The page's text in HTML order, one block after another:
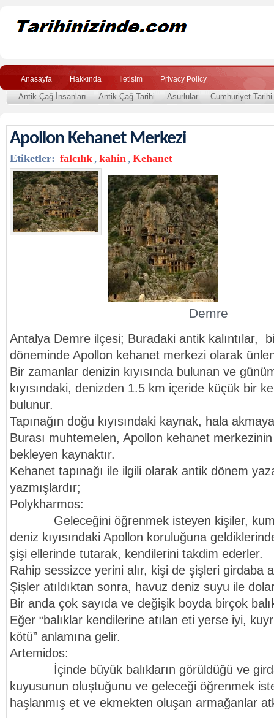
Anasayfa Hakkında İletişim Privacy Policy
Antik Çağ İnsanları Antik Çağ Tarihi Asurlular Cumhuriyet Tarihi
Apollon Kehanet Merkezi
Etiketler: falcılık , kahin , Kehanet
Demre
Antalya Demre ilçesi; Buradaki antik kalıntılar,
döneminde Apollon kehanet merkezi olarak
Bir zamanlar denizin kıyısında bulunan ve
kıyısındaki, denizden 1.5 km içeride küçük bir
bulunur.
Tapınağın doğu kıyısındaki kaynak, hala
Burası muhtemelen, Apollon kehanet
bekleyen kaynaktır.
Kehanet tapınağı ile ilgili olarak antik dönem
yazmışlardır;
Polykharmos:
Geleceğini öğrenmek isteyen kişiler, kum
deniz kıyısındaki Apollon koruluğuna
şişi ellerinde tutarak, kendilerini takdim ederler.
Rahip sessizce yerini alır, kişi de şişleri girdaba
Şişler atıldıktan sonra, havuz deniz suyu ile
Bir anda çok sayıda ve değişik boyda birçok
Eğer “balıklar kendilerine atılan eti yerse iyi,
kötü” anlamına gelir.
Artemidos:
İçinde büyük balıkların görüldüğü ve
kuyusunun oluştuğunu ve geleceği öğrenmek
haşlanmış et ve ekmekten oluşan armağanlar